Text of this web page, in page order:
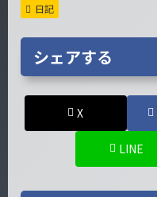
日記
シェアする
X
LINE